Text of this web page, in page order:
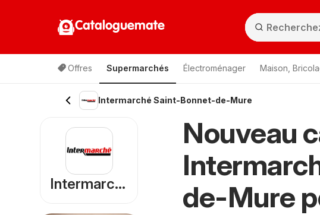
Cataloguemate
Offres Supermarchés Électroménager Maison,
Intermarché Saint-Bonnet-de-Mure
Nouveau
de-Mure
Intermarché